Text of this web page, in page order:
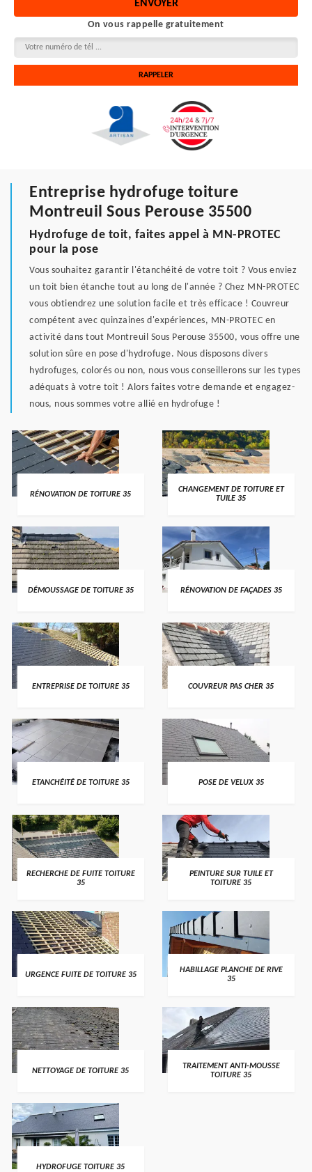
On vous rappelle gratuitement
Entreprise hydrofuge toiture
Montreuil Sous Perouse 35500
Hydrofuge de toit, faites appel à MN-PROTEC
pour la pose
Vous souhaitez garantir l'étanchéité de votre toit ? Vous enviez
un toit bien étanche tout au long de l'année ? Chez MN-PROTEC
vous obtiendrez une solution facile et très efficace ! Couvreur
compétent avec quinzaines d'expériences, MN-PROTEC en
activité dans tout Montreuil Sous Perouse 35500, vous offre une
solution sûre en pose d'hydrofuge. Nous disposons divers
hydrofuges, colorés ou non, nous vous conseillerons sur les types
adéquats à votre toit ! Alors faites votre demande et engagez-
nous, nous sommes votre allié en hydrofuge !
RÉNOVATION DE TOITURE 35
CHANGEMENT DE TOITURE ET
TUILE 35
DÉMOUSSAGE DE TOITURE 35 RÉNOVATION DE FAÇADES 35
ENTREPRISE DE TOITURE 35 COUVREUR PAS CHER 35
ETANCHÉITÉ DE TOITURE 35 POSE DE VELUX 35
RECHERCHE DE FUITE TOITURE
35
PEINTURE SUR TUILE ET
TOITURE 35
URGENCE FUITE DE TOITURE 35
HABILLAGE PLANCHE DE RIVE
35
NETTOYAGE DE TOITURE 35
TRAITEMENT ANTI-MOUSSE
TOITURE 35
HYDROFUGE TOITURE 35